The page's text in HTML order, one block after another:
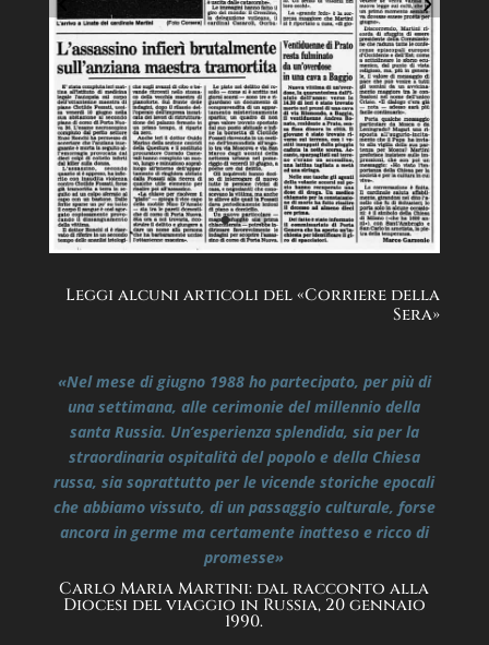
Leggi alcuni articoli del «Corriere della
Sera»
«Nel mese di giugno 1988 ho partecipato, per più di
una settimana, alle cerimonie del millennio della
santa Russia. Un’esperienza splendida, sia per la
straordinaria ospitalità del popolo e della Chiesa
russa, sia soprattutto per le vicende storiche epocali
che abbiamo vissuto, di un passaggio culturale, forse
ancora in germe ma certamente inatteso e ricco di
promesse»
Carlo Maria Martini: dal racconto alla
Diocesi del viaggio in Russia, 20 gennaio
1990.